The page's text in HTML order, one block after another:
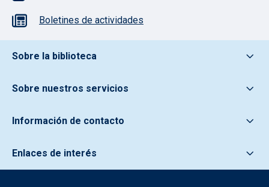
Boletines de actividades
Pie de pagina información
Sobre la biblioteca
Sobre nuestros servicios
Información de contacto
Enlaces de interés